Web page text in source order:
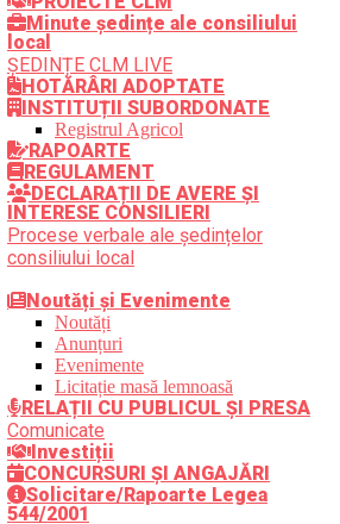
Minute ședințe ale consiliului
local
ȘEDINȚE CLM LIVE
HOTĂRÂRI ADOPTATE
INSTITUȚII SUBORDONATE
Registrul Agricol
RAPOARTE
REGULAMENT
DECLARAȚII DE AVERE ȘI
INTERESE CONSILIERI
Procese verbale ale ședințelor
consiliului local
Noutăți și Evenimente
Noutăți
Anunțuri
Evenimente
Licitație masă lemnoasă
RELAȚII CU PUBLICUL ȘI PRESA
Comunicate
Investiții
CONCURSURI ȘI ANGAJĂRI
Solicitare/Rapoarte Legea
544/2001